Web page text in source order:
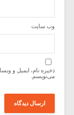
وب‌ سایت
ذخیره نام، ایمیل و
می‌نویسم.